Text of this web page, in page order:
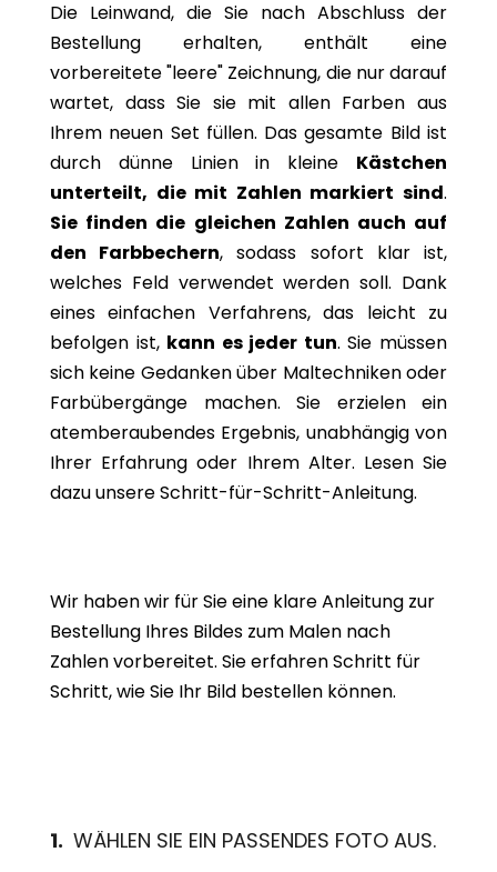
Die Leinwand, die Sie nach Abschluss der
Bestellung erhalten, enthält eine
vorbereitete "leere" Zeichnung, die nur darauf
wartet, dass Sie sie mit allen Farben aus
Ihrem neuen Set füllen. Das gesamte Bild ist
durch dünne Linien in kleine Kästchen
unterteilt, die mit Zahlen markiert sind.
Sie finden die gleichen Zahlen auch auf
den Farbbechern, sodass sofort klar ist,
welches Feld verwendet werden soll. Dank
eines einfachen Verfahrens, das leicht zu
befolgen ist, kann es jeder tun. Sie müssen
sich keine Gedanken über Maltechniken oder
Farbübergänge machen. Sie erzielen ein
atemberaubendes Ergebnis, unabhängig von
Ihrer Erfahrung oder Ihrem Alter. Lesen Sie
dazu unsere Schritt-für-Schritt-Anleitung.
Wir haben wir für Sie eine klare Anleitung zur
Bestellung Ihres Bildes zum Malen nach
Zahlen vorbereitet. Sie erfahren Schritt für
Schritt, wie Sie Ihr Bild bestellen können.
1. WÄHLEN SIE EIN PASSENDES FOTO AUS.